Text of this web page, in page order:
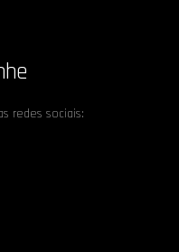
redes sociais: